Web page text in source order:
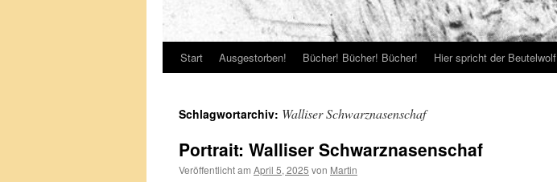
Start Ausgestorben! Bücher! Bücher! Bücher! Hier spricht der Beutelwolf
Schlagwortarchiv: Walliser Schwarznasenschaf
Portrait: Walliser Schwarznasenschaf
Veröffentlicht am April 5, 2025 von Martin